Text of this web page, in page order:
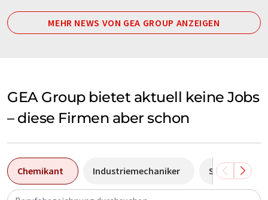
MEHR NEWS VON GEA GROUP ANZEIGEN
GEA Group bietet aktuell keine Jobs
– diese Firmen aber schon
Chemikant Industriemechaniker Sales